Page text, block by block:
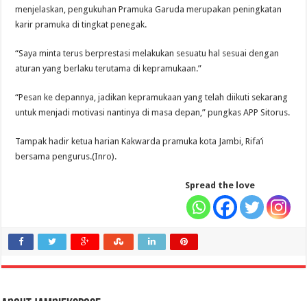
menjelaskan, pengukuhan Pramuka Garuda merupakan peningkatan
karir pramuka di tingkat penegak.
“Saya minta terus berprestasi melakukan sesuatu hal sesuai dengan
aturan yang berlaku terutama di kepramukaan.”
“Pesan ke depannya, jadikan kepramukaan yang telah diikuti sekarang
untuk menjadi motivasi nantinya di masa depan,” pungkas APP Sitorus.
Tampak hadir ketua harian Kakwarda pramuka kota Jambi, Rifa’i
bersama pengurus.(Inro).
Spread the love